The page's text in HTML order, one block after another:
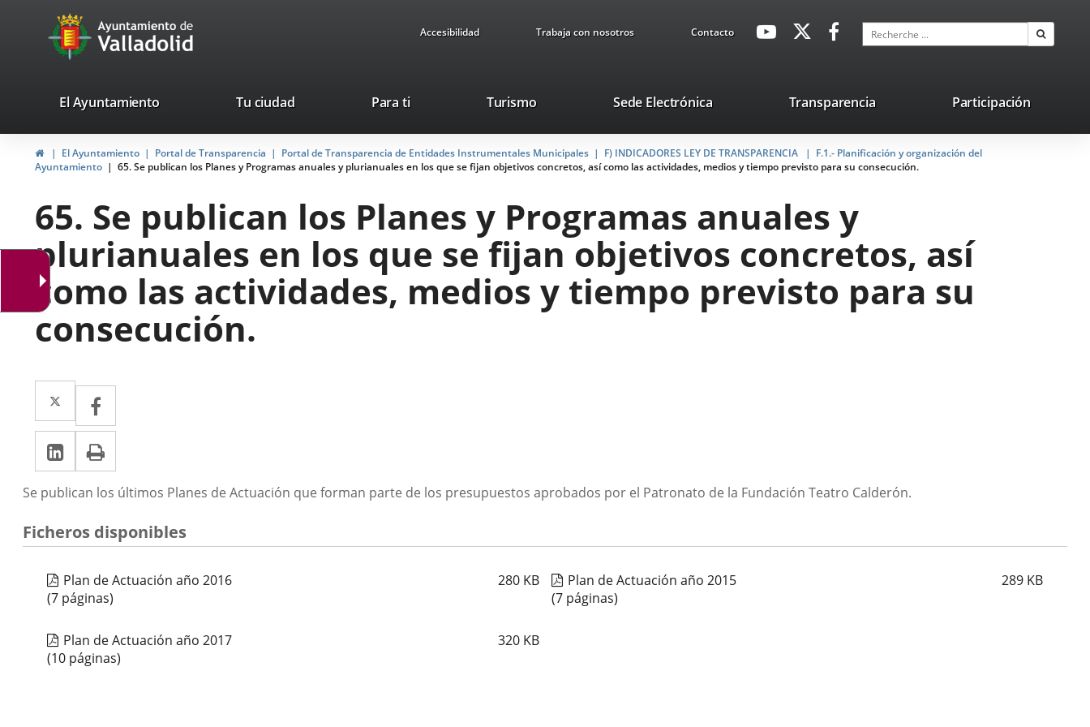
Portal
Web
Ayuntamiento
de
Valladolid
Accesibilidad Trabaja con nosotros ContactoavaHeaderSocial
Enlace
externa.
Enlace
aplicación
externa.
Enlace
aplicación
externa.
Recherche
valladolid.es
El Ayuntamiento Tu ciudad Para ti TurismoEste
se
abrirá
en
ventana
nueva.
Sede ElectrónicaEnlace
una
aplicación
externa.
Transparencia Participación
InicioEl Ayuntamiento Portal de Transparencia Portal de Transparencia de Entidades Instrumentales Municipales F) INDICADORES LEY DE TRANSPARENCIA
F.1.- Planificación y organización del
Ayuntamiento
65. Se publican los Planes y Programas anuales y plurianuales en los que se fijan objetivos concretos, así como las actividades, medios y tiempo previsto para su consecución.
65. Se publican los Planes y Programas anuales y
plurianuales en los que se fijan objetivos concretos, así
como las actividades, medios y tiempo previsto para su
consecución.
Twitter
Enlace
a
una
aplicación
externa.
a
una
aplicación
LinkedIn
Enlace
a
una
aplicación
externa.
Descripción
Se publican los últimos Planes de Actuación que forman parte de los presupuestos aprobados por el Patronato de la Fundación Teatro Calderón.
Ficheros disponibles
Plan de Actuación año 2016 280 KB
(7 páginas)
Plan de Actuación año 2015 289 KB
(7 páginas)
Plan de Actuación año 2017 320 KB
(10 páginas)